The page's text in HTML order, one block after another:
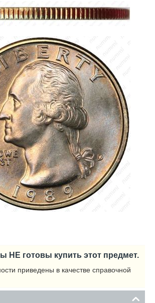
НЕ готовы купить этот предмет.
приведены в качестве справочной